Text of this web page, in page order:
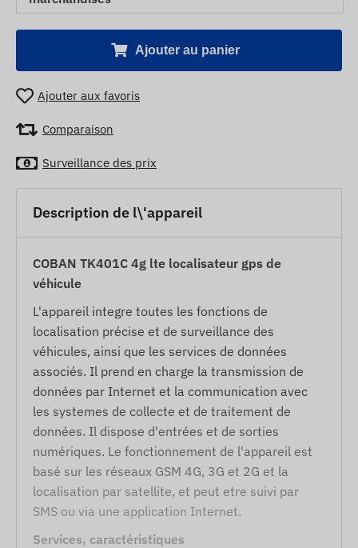
Ajouter au panier
Ajouter aux favoris
Comparaison
Surveillance des prix
Description de l\'appareil
COBAN TK401C 4g lte localisateur gps de
véhicule
L'appareil integre toutes les fonctions de
localisation précise et de surveillance des
véhicules, ainsi que les services de données
associés. Il prend en charge la transmission de
données par Internet et la communication avec
les systemes de collecte et de traitement de
données. Il dispose d'entrées et de sorties
numériques. Le fonctionnement de l'appareil est
basé sur les réseaux GSM 4G, 3G et 2G et la
localisation par satellite, et peut etre suivi par
SMS ou via une application Internet.
Services, caractéristiques